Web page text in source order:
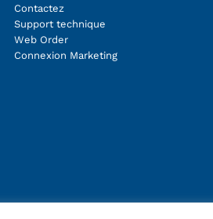
Contactez
Support technique
Web Order
Connexion Marketing